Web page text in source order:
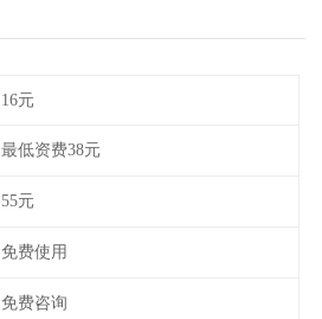
16元
最低资费38元
55元
免费使用
免费咨询